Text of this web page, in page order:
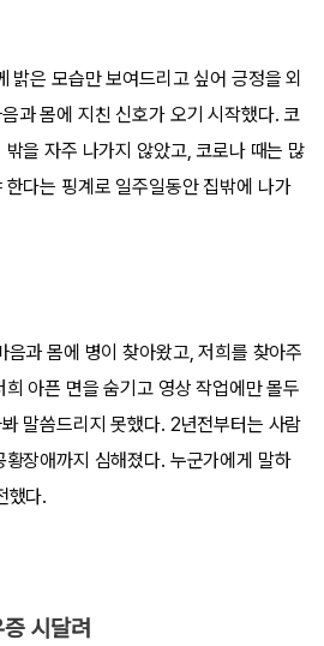
밝은 모습만 보여드리고 싶어 긍정을 외
과 몸에 지친 신호가 오기 시작했다. 코
을 자주 나가지 않았고, 코로나 때는 많
다는 핑계로 일주일동안 집밖에 나가
음과 몸에 병이 찾아왔고, 저희를 찾아주
아픈 면을 숨기고 영상 작업에만 몰두
말씀드리지 못했다. 2년전부터는 사람
장애까지 심해졌다. 누군가에게 말하
했다.
시달려